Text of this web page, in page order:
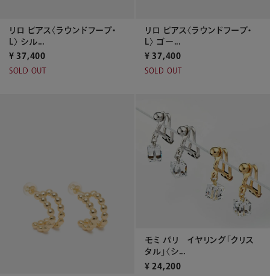
リロ ピアス〈ラウンドフープ・
L〉 シル...
¥ 37,400
SOLD OUT
リロ ピアス〈ラウンドフープ・
L〉 ゴー...
¥ 37,400
SOLD OUT
モミ パリ イヤリング「クリス
タル」〈シ...
¥ 24,200